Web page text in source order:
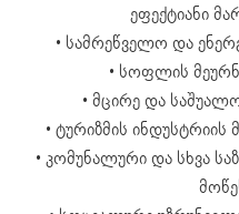
ეფექტიანი
• სამრეწველო და
• სოფლის
• მცირე და
• ტურიზმის
• კომუნალური და სხვა